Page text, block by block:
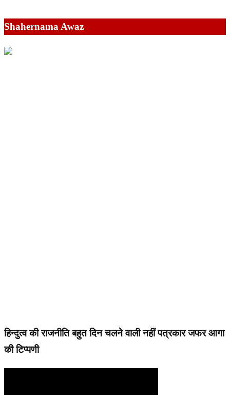
Shahernama Awaz
हिन्दुत्व की राजनीति बहुत दिन चलने वाली नहीं पत्रकार जफर आगा
की टिप्पणी